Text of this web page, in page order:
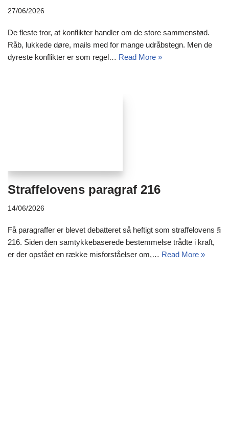
27/06/2026
De fleste tror, at konflikter handler om de store sammenstød.
Råb, lukkede døre, mails med for mange udråbstegn. Men de
dyreste konflikter er som regel… Read More »
Straffelovens paragraf 216
14/06/2026
Få paragraffer er blevet debatteret så heftigt som straffelovens §
216. Siden den samtykkebaserede bestemmelse trådte i kraft,
er der opstået en række misforståelser om,… Read More »